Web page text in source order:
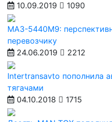
10.09.2019
1090
МАЗ-5440М9:
перевозчику
24.06.2019
2212
Intertransavto пополнила
тягачами
04.10.2018
1715